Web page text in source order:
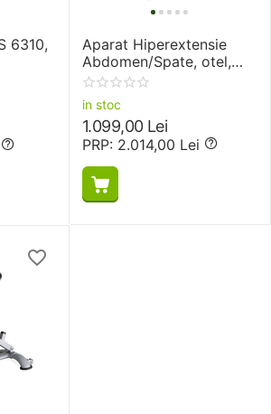
6310,
Aparat Hiperextensie
Abdomen/Spate, otel,
DHS K004
in stoc
PRP: 2.014,00 Lei
1.099,00 Lei